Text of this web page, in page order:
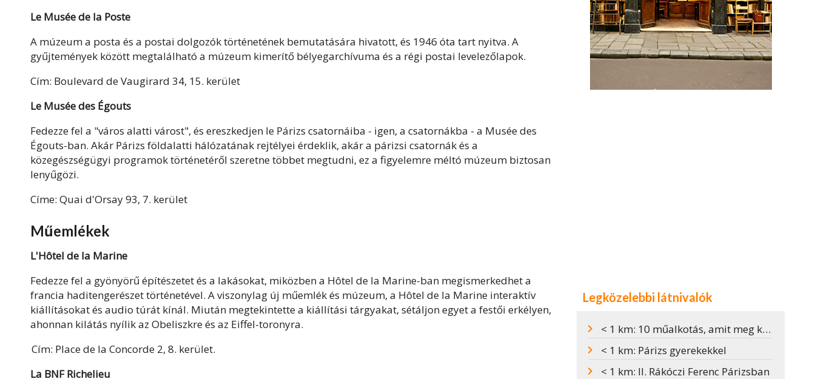
Le Musée de la Poste
A múzeum a posta és a postai dolgozók történetének bemutatására hivatott, és 1946 óta tart nyitva. A
gyűjtemények között megtalálható a múzeum kimerítő bélyegarchívuma és a régi postai levelezőlapok.
Cím: Boulevard de Vaugirard 34, 15. kerület
Le Musée des Égouts
Fedezze fel a "város alatti várost", és ereszkedjen le Párizs csatornáiba - igen, a csatornákba - a Musée des
Égouts-ban. Akár Párizs földalatti hálózatának rejtélyei érdeklik, akár a párizsi csatornák és a
közegészségügyi programok történetéről szeretne többet megtudni, ez a figyelemre méltó múzeum biztosan
lenyűgözi.
Címe: Quai d'Orsay 93, 7. kerület
Műemlékek
L'Hôtel de la Marine
Fedezze fel a gyönyörű építészetet és a lakásokat, miközben a Hôtel de la Marine-ban megismerkedhet a
francia haditengerészet történetével. A viszonylag új műemlék és múzeum, a Hôtel de la Marine interaktív
kiállításokat és audio túrát kínál. Miután megtekintette a kiállítási tárgyakat, sétáljon egyet a festői erkélyen,
ahonnan kilátás nyílik az Obeliszkre és az Eiffel-toronyra.
Cím: Place de la Concorde 2, 8. kerület.
La BNF Richelieu
Legközelebbi látnivalók
< 1 km: 10 műalkotás, amit meg kell nézni Párizsban
< 1 km: Párizs gyerekekkel
< 1 km: II. Rákóczi Ferenc Párizsban